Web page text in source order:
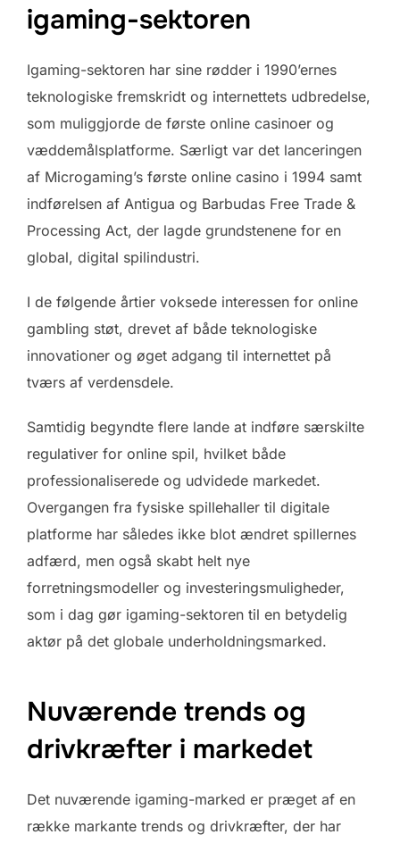
igaming-sektoren
Igaming-sektoren har sine rødder i 1990’ernes
teknologiske fremskridt og internettets udbredelse,
som muliggjorde de første online casinoer og
væddemålsplatforme. Særligt var det lanceringen
af Microgaming’s første online casino i 1994 samt
indførelsen af Antigua og Barbudas Free Trade &
Processing Act, der lagde grundstenene for en
global, digital spilindustri.
I de følgende årtier voksede interessen for online
gambling støt, drevet af både teknologiske
innovationer og øget adgang til internettet på
tværs af verdensdele.
Samtidig begyndte flere lande at indføre særskilte
regulativer for online spil, hvilket både
professionaliserede og udvidede markedet.
Overgangen fra fysiske spillehaller til digitale
platforme har således ikke blot ændret spillernes
adfærd, men også skabt helt nye
forretningsmodeller og investeringsmuligheder,
som i dag gør igaming-sektoren til en betydelig
aktør på det globale underholdningsmarked.
Nuværende trends og
drivkræfter i markedet
Det nuværende igaming-marked er præget af en
række markante trends og drivkræfter, der har